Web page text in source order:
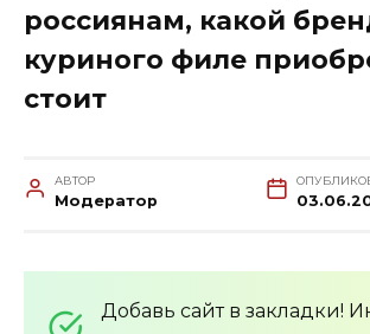
россиянам, какой
куриного филе
стоит
АВТОР
Модератор
Добавь сайт в закладки!